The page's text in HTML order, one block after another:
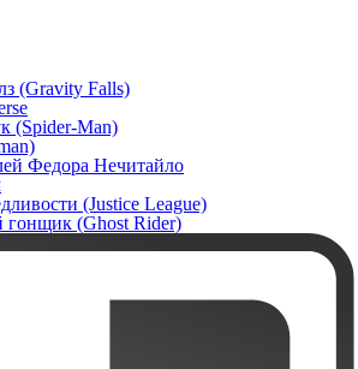
(Gravity Falls)
(Spider-Man)
Федора Нечитайло
(Justice League)
(Ghost Rider)